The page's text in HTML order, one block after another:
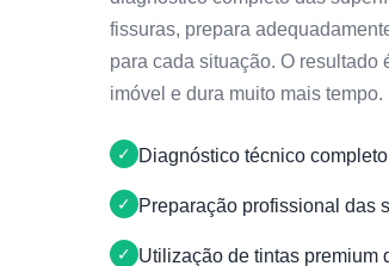
fissuras, prepara
para cada situação. O resultado
imóvel e dura muito mais tempo.
Diagnóstico técnico
Preparação profissional das
Utilização de tintas premium